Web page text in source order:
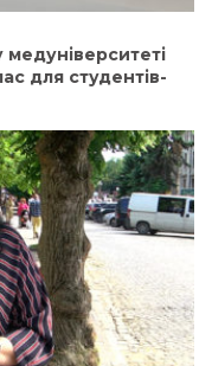
медуніверситеті
для студентів-